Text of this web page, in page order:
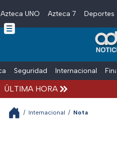
Skip to main content
Azteca UNO Azteca 7 Deportes
Seguridad Internacional
ÚLTIMA HORA
/ Internacional / Nota